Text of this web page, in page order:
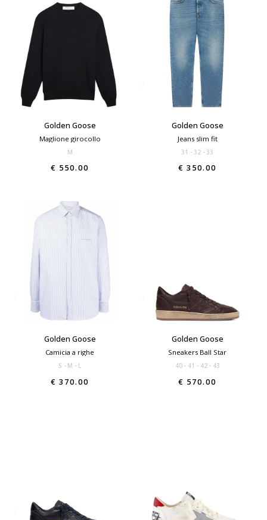
Golden Goose
Maglione girocollo
M
€ 550.00
Golden Goose
Jeans slim fit
31 32 33
€ 350.00
Golden Goose
Camicia a righe
S M L
€ 370.00
Golden Goose
Sneakers Ball Star
40 41 42 43
€ 570.00